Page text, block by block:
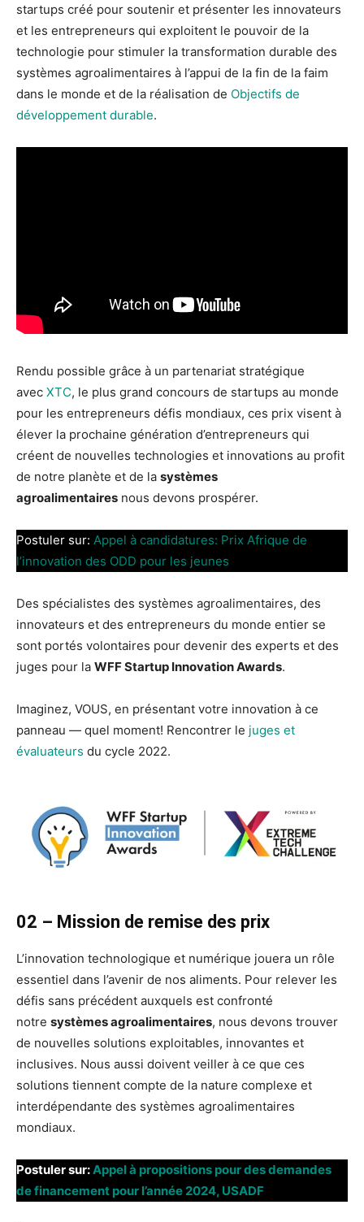
startups créé pour soutenir et présenter les innovateurs
et les entrepreneurs qui exploitent le pouvoir de la
technologie pour stimuler la transformation durable des
systèmes agroalimentaires à l’appui de la fin de la faim
dans le monde et de la réalisation de Objectifs de
développement durable.
Rendu possible grâce à un partenariat stratégique
avec XTC, le plus grand concours de startups au monde
pour les entrepreneurs défis mondiaux, ces prix visent à
élever la prochaine génération d’entrepreneurs qui
créent de nouvelles technologies et innovations au profit
de notre planète et de la systèmes
agroalimentaires nous devons prospérer.
Postuler sur: Appel à candidatures: Prix Afrique de
l’innovation des ODD pour les jeunes
Des spécialistes des systèmes agroalimentaires, des
innovateurs et des entrepreneurs du monde entier se
sont portés volontaires pour devenir des experts et des
juges pour la WFF Startup Innovation Awards.
Imaginez, VOUS, en présentant votre innovation à ce
panneau — quel moment! Rencontrer le juges et
évaluateurs du cycle 2022.
02 – Mission de remise des prix
L’innovation technologique et numérique jouera un rôle
essentiel dans l’avenir de nos aliments. Pour relever les
défis sans précédent auxquels est confronté
notre systèmes agroalimentaires, nous devons trouver
de nouvelles solutions exploitables, innovantes et
inclusives. Nous aussi doivent veiller à ce que ces
solutions tiennent compte de la nature complexe et
interdépendante des systèmes agroalimentaires
mondiaux.
Postuler sur:Appel à propositions pour des demandes
de financement pour l’année 2024, USADF